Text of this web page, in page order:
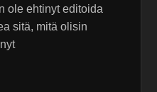
ole ehtinyt editoida
sitä, mitä olisin